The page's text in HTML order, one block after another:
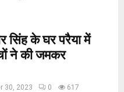
के घर परैया में
ने की जमकर
30, 2023 0 617